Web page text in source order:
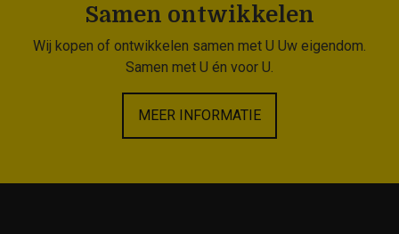
Samen ontwikkelen
Wij kopen of ontwikkelen samen met U Uw eigendom.
Samen met U én voor U.
MEER INFORMATIE